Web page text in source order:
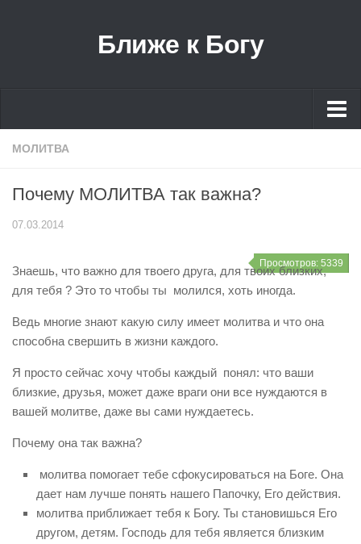
Ближе к Богу
Главная
Рубрики
Wakingup
Ближе к Богу
Видео проповеди
Из книг
Выбор за тобой
Дружба
Молитва
О Библии
О вере
МОЛИТВА
Почему МОЛИТВА так важна?
07.03.2014
Просмотров: 5339
Знаешь, что важно для твоего друга, для твоих близких,
для тебя ? Это то чтобы ты молился, хоть иногда.
Ведь многие знают какую силу имеет молитва и что она
способна свершить в жизни каждого.
Я просто сейчас хочу чтобы каждый понял: что ваши
близкие, друзья, может даже враги они все нуждаются в
вашей молитве, даже вы сами нуждаетесь.
Почему она так важна?
молитва помогает тебе сфокусироваться на Боге. Она
дает нам лучше понять нашего Папочку, Его действия.
молитва приближает тебя к Богу. Ты становишься Его
другом, детям. Господь для тебя является близким